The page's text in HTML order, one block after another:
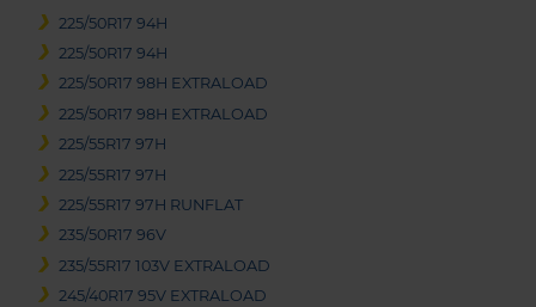
225/50R17 94H
225/50R17 94H
225/50R17 98H EXTRALOAD
225/50R17 98H EXTRALOAD
225/55R17 97H
225/55R17 97H
225/55R17 97H RUNFLAT
235/50R17 96V
235/55R17 103V EXTRALOAD
245/40R17 95V EXTRALOAD